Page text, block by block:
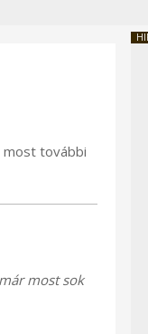
most további
most sok